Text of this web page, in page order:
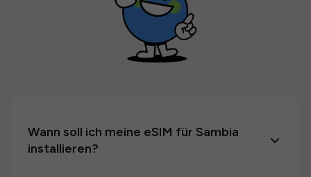
Wann soll ich meine eSIM für Sambia
installieren?